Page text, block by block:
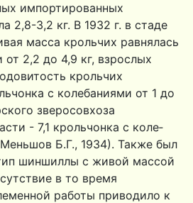
импортированных
2,8-3,2 кг. В 1932 г. в стаде
масса крольчих равнялась
от 2,2 до 4,9 кг, взрос­лых
крольчих
с колебаниями от 1 до
зверосовхоза
- 7,1 крольчонка с коле­
Б.Г., 1934). Также был
шиншиллы с живой массой
в то время
работы приво­дило к